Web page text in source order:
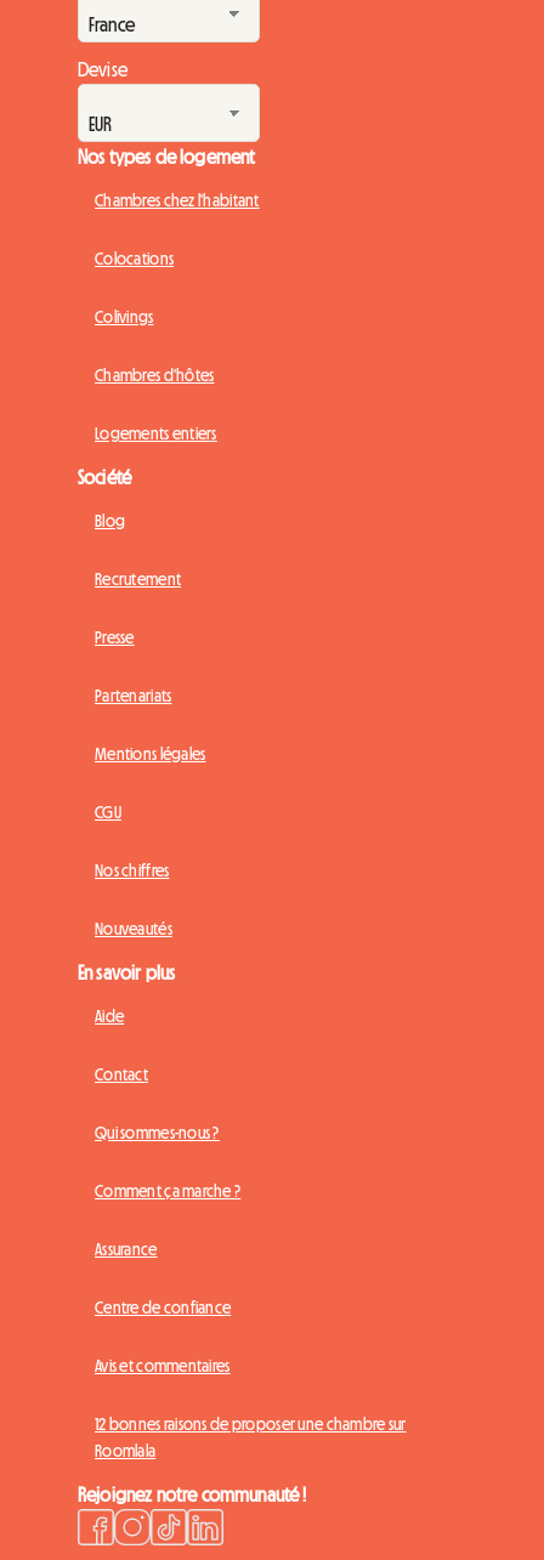
Devise
Nos types de logement
Chambres chez l'habitant
Colocations
Colivings
Chambres d'hôtes
Logements entiers
Société
Blog
Recrutement
Presse
Partenariats
Mentions légales
CGU
Nos chiffres
Nouveautés
En savoir plus
Aide
Contact
Qui sommes-nous ?
Comment ça marche ?
Assurance
Centre de confiance
Avis et commentaires
12 bonnes raisons de proposer une chambre sur
Roomlala
Rejoignez notre communauté !